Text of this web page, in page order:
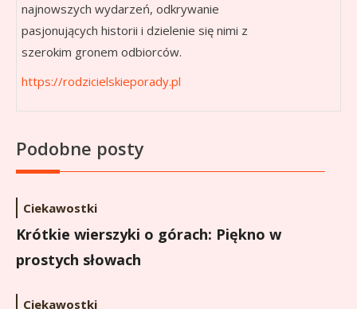
najnowszych wydarzeń, odkrywanie
pasjonujących historii i dzielenie się nimi z
szerokim gronem odbiorców.
https://rodzicielskieporady.pl
Podobne posty
Ciekawostki
Krótkie wierszyki o górach: Piękno w
prostych słowach
Ciekawostki